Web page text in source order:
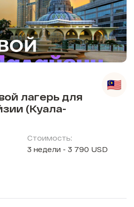
лагерь для
(Куала-
Стоимость:
3 недели - 3 790 USD